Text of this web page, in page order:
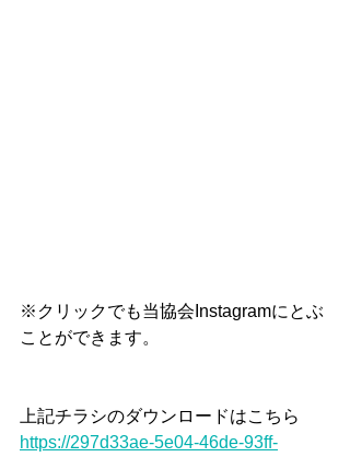
※クリックでも当協会Instagramにとぶ
ことができます。
上記チラシのダウンロードはこちら
https://297d33ae-5e04-46de-93ff-